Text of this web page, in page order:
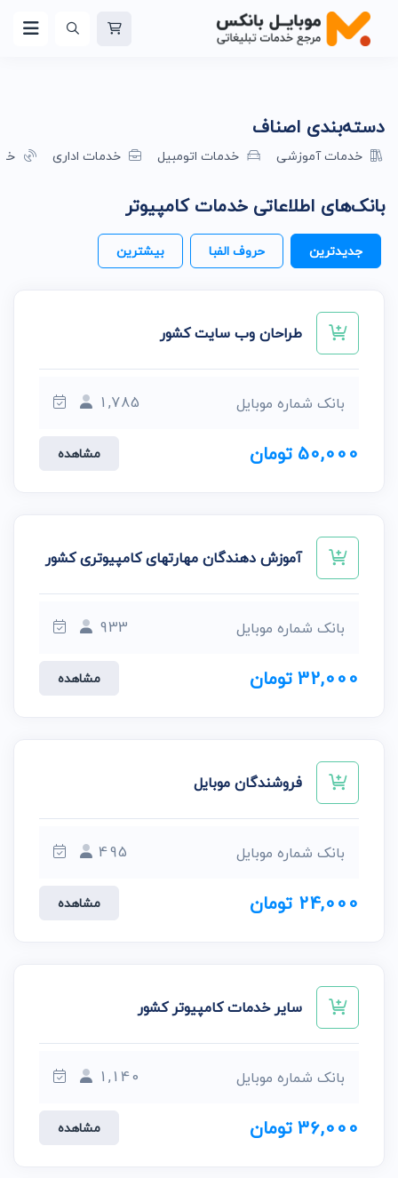
بانک‌های اطلاعاتی خدمات کامپیوتر
جدیدترین حروف الفبا بیشترین
طراحان وب سایت کشور
بانک شماره موبایل 1,785
50,000 تومان مشاهده
آموزش دهندگان مهارتهای کامپیوتری کشور
بانک شماره موبایل 933
32,000 تومان مشاهده
فروشندگان موبایل
بانک شماره موبایل 495
24,000 تومان مشاهده
سایر خدمات کامپیوتر کشور
بانک شماره موبایل 1,140
36,000 تومان مشاهده
دسته‌بندی اصناف
خدمات آموزشی خدمات اتومبیل خدمات اداری